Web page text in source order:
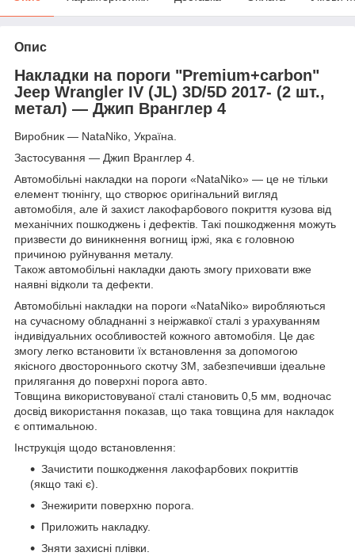
Опис
Накладки на пороги "Premium+carbon"
Jeep Wrangler IV (JL) 3D/5D 2017- (2 шт.,
метал) — Джип Вранглер 4
Виробник — NataNiko, Україна.
Застосування — Джип Вранглер 4.
Автомобільні накладки на пороги «NataNiko» — це не тільки
елемент тюнінгу, що створює оригінальний вигляд
автомобіля, але й захист лакофарбового покриття кузова від
механічних пошкоджень і дефектів. Такі пошкодження можуть
призвести до виникнення вогнищ іржі, яка є головною
причиною руйнування металу.
Також автомобільні накладки дають змогу приховати вже
наявні відколи та дефекти.
Автомобільні накладки на пороги «NataNiko» виробляються
на сучасному обладнанні з неіржавкої сталі з урахуванням
індивідуальних особливостей кожного автомобіля. Це дає
змогу легко встановити їх встановлення за допомогою
якісного двостороннього скотчу 3M, забезпечивши ідеальне
прилягання до поверхні порога авто.
Товщина використовуваної сталі становить 0,5 мм, водночас
досвід використання показав, що така товщина для накладок
є оптимальною.
Інструкція щодо встановлення:
Зачистити пошкодження лакофарбових покриттів
(якщо такі є).
Знежирити поверхню порога.
Приложить накладку.
Зняти захисні плівки.